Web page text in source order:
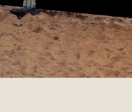
013 RENAUD LAVILLENIE
DORMEUIL